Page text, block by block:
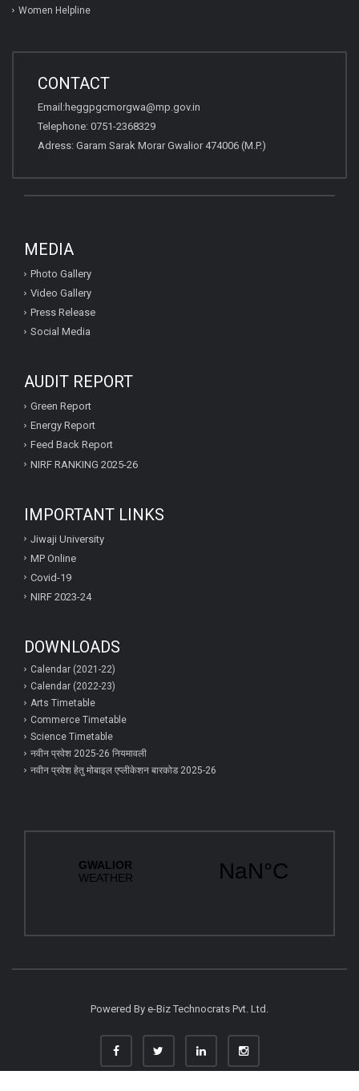
Women Helpline
CONTACT
Email:heggpgcmorgwa@mp.gov.in
Telephone: 0751-2368329
Adress: Garam Sarak Morar Gwalior 474006 (M.P.)
MEDIA
Photo Gallery
Video Gallery
Press Release
Social Media
AUDIT REPORT
Green Report
Energy Report
Feed Back Report
NIRF RANKING 2025-26
IMPORTANT LINKS
Jiwaji University
MP Online
Covid-19
NIRF 2023-24
DOWNLOADS
Calendar (2021-22)
Calendar (2022-23)
Arts Timetable
Commerce Timetable
Science Timetable
नवीन प्रवेश 2025-26 नियमावली
नवीन प्रवेश हेतु मोबाइल एप्‍लीकेशन बारकोड 2025-26
Powered By e-Biz Technocrats Pvt. Ltd.